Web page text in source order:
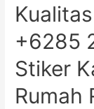
1125
Pasang
Stiker
Film
+6285
Stiker
Rumah